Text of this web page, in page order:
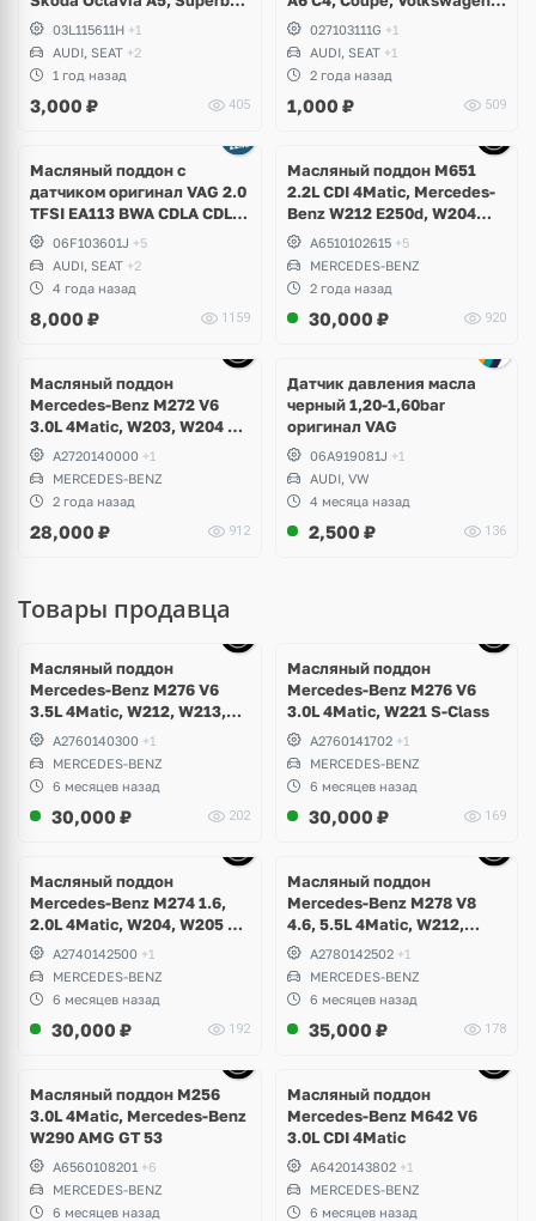
Yeti, Rapid, Volkswagen
Golf V, VI, Plus, Jetta,
Scirocco, Caddy, Passat B6,
B7, Polo, Touran, Seat Leon,
Altea
03L115611H +1
AUDI, SEAT +2
1 год назад
3,000 ₽ 405
Golf 1, 2, 3, Corrado,
Scirocco, Jetta, Passat B2,
B3, B4, B5, Seat Toledo,
Cordoba, Ibiza
027103111G +1
AUDI, SEAT +1
2 года назад
1,000 ₽ 509
Масляный поддон с
датчиком оригинал VAG 2.0
TFSI EA113 BWA CDLA CDLC
CDLG06F103601J +5
AUDI, SEAT +2
4 года назад
8,000 ₽ 1159
Масляный поддон M651
2.2L CDI 4Matic, Mercedes-
Benz W212 E250d, W204
GLKA6510102615 +5
MERCEDES-BENZ
2 года назад
30,000 ₽ 920
Масляный поддон
Mercedes-Benz M272 V6
3.0L 4Matic, W203, W204 C-
Class, GLK, W211, W212 E-
Class, W221 S-Class, W164
ML, W251 R-Class, W639
Vito
A2720140000 +1
MERCEDES-BENZ
2 года назад
28,000 ₽ 912
Датчик давления масла
черный 1,20-1,60bar
оригинал VAG
06A919081J +1
AUDI, VW
4 месяца назад
2,500 ₽ 136
Товары продавца
Масляный поддон
Mercedes-Benz M276 V6
3.5L 4Matic, W212, W213,
W207, W253 GLC 43 AMG,
GLE W166, GLK X204, W217,
W221, W222 S-Class,
Maybach
A2760140300 +1
MERCEDES-BENZ
6 месяцев назад
30,000 ₽ 202
Масляный поддон
Mercedes-Benz M276 V6
3.0L 4Matic, W221 S-Class
A2760141702 +1
MERCEDES-BENZ
6 месяцев назад
30,000 ₽ 169
Масляный поддон
Mercedes-Benz M274 1.6,
2.0L 4Matic, W204, W205 C-
Class, GLK, W212, W213 E-
Class, W253 GLC
A2740142500 +1
MERCEDES-BENZ
6 месяцев назад
30,000 ₽ 192
Масляный поддон
Mercedes-Benz M278 V8
4.6, 5.5L 4Matic, W212,
W207 E500, E63 AMG, W216
CL500, W218 CLS 500, 63,
W166 ML, GLS, GLE 63S,
W217, W221, W222 S63,
S500 Maybach
A2780142502 +1
MERCEDES-BENZ
6 месяцев назад
35,000 ₽ 178
Масляный поддон M256
3.0L 4Matic, Mercedes-Benz
W290 AMG GT 53
A6560108201 +6
MERCEDES-BENZ
6 месяцев назад
Масляный поддон
Mercedes-Benz M642 V6
3.0L CDI 4Matic
A6420143802 +1
MERCEDES-BENZ
6 месяцев назад